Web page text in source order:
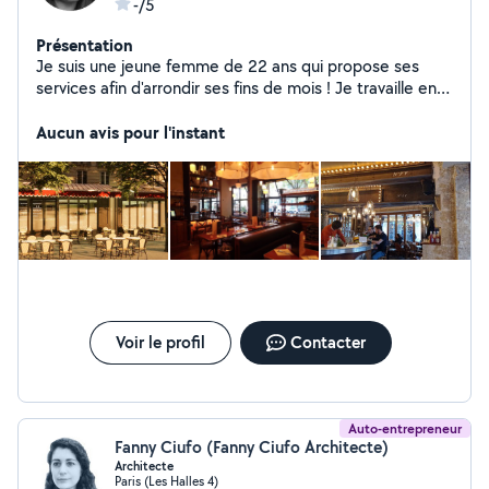
-/5
Présentation
Je suis une jeune femme de 22 ans qui propose ses
services afin d'arrondir ses fins de mois ! Je travaille en
d'architecture intérieure et à mes heures perdues je fais
ménage/repassage ! Je suis quelqu'un de sérieux et
d'investi. Je ne suis pas une professionnelle du ménage
mais je m'applique dans mon travail afin de répondre à
vos besoins !
Aucun avis pour l'instant
Voir le profil Contacter
Auto-entrepreneur
Fanny Ciufo (Fanny Ciufo Architecte)
Architecte
Paris (Les Halles 4)